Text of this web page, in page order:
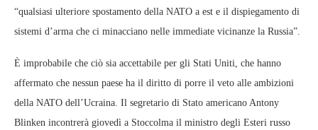
“qualsiasi ulteriore spostamento della NATO a est e il dispiegamento di
sistemi d’arma che ci minacciano nelle immediate vicinanze la Russia”.
È improbabile che ciò sia accettabile per gli Stati Uniti, che hanno
affermato che nessun paese ha il diritto di porre il veto alle ambizioni
della NATO dell’Ucraina. Il segretario di Stato americano Antony
Blinken incontrerà giovedì a Stoccolma il ministro degli Esteri russo